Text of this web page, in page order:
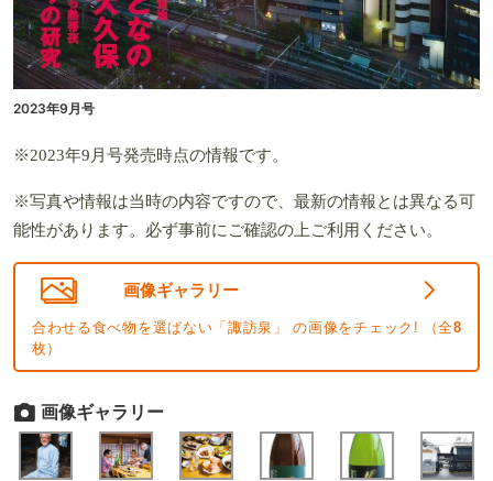
2023年9月号
※2023年9月号発売時点の情報です。
※写真や情報は当時の内容ですので、最新の情報とは異なる可
能性があります。必ず事前にご確認の上ご利用ください。
画像ギャラリー
合わせる食べ物を選ばない「諏訪泉」 の画像をチェック! （全8
枚）
画像ギャラリー